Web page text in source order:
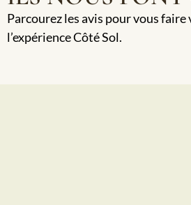
Parcourez les avis pour vous
l’expérience Côté Sol.